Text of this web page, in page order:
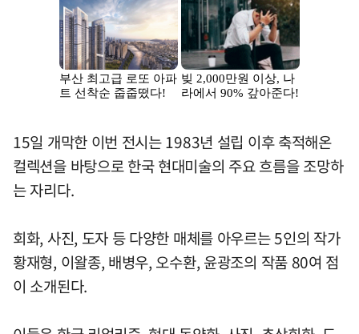
15일 개막한 이번 전시는 1983년 설립 이후 축적해온
컬렉션을 바탕으로 한국 현대미술의 주요 흐름을 조망하
는 자리다.
회화, 사진, 도자 등 다양한 매체를 아우르는 5인의 작가
황재형, 이왈종, 배병우, 오수환, 윤광조의 작품 80여 점
이 소개된다.